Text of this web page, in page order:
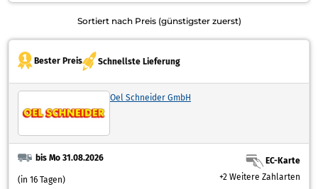
Sortiert nach Preis (günstigster zuerst)
Bester Preis Schnellste Lieferung
Oel Schneider GmbH
bis Mo 31.08.2026
(in 16 Tagen)
EC-Karte
+2 Weitere Zahlarten